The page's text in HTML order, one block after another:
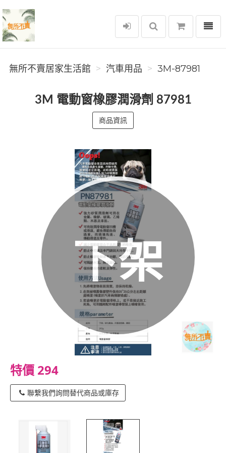
無所不賣居家生活館
選單
無所不賣居家生活館 汽車用品 3M-87981
3M 電動窗橡膠潤滑劑 87981
商品資訊
下架
特價 294
聯繫我們詢問替代商品或庫存